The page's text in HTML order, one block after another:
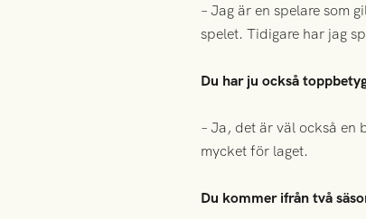
– Jag är en spelare som
spelet. Tidigare har jag
Du har ju också
– Ja, det är väl också en
mycket för laget.
Du kommer ifrån två